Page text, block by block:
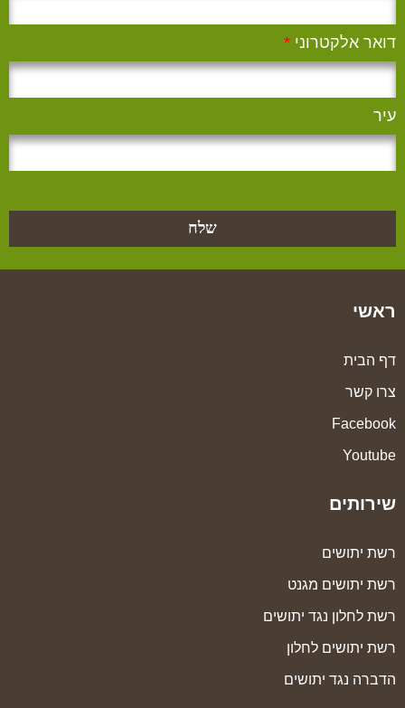
דואר אלקטרוני *
עיר
שלח
ראשי
דף הבית
צרו קשר
Facebook
Youtube
שירותים
רשת יתושים
רשת יתושים מגנט
רשת לחלון נגד יתושים
רשת יתושים לחלון
הדברה נגד יתושים